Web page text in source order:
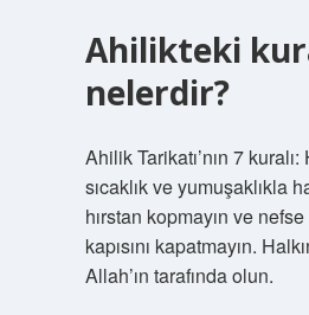
Ahilikteki
nelerdir?
Ahilik Tarikatı’nın 7 kuralı:
sıcaklık ve yumuşaklıkla
hırstan kopmayın ve
kapısını kapatmayın.
Allah’ın tarafında olun.